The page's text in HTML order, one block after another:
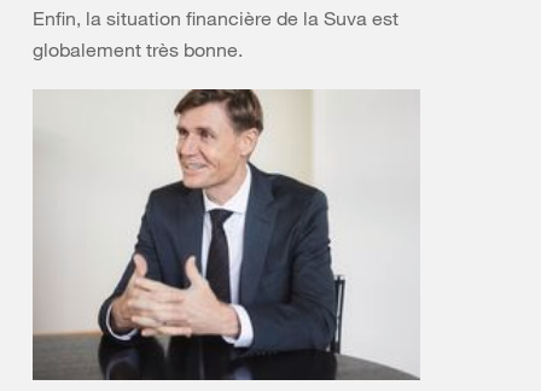
Enfin, la situation financière de la Suva est
globalement très bonne.